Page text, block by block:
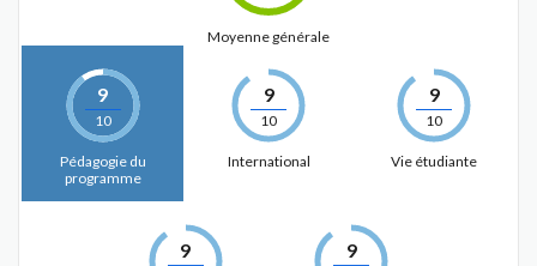
Moyenne générale
9
10
Pédagogie du
programme
9
10
International
9
10
Vie étudiante
9 9